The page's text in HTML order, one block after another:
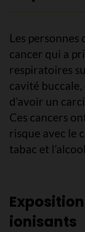
Les personnes
cancer qui a
respiratoires
cavité
d’avoir un
Ces cancers
risque avec le
tabac et
ionisants